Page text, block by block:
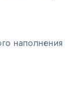
наполнения